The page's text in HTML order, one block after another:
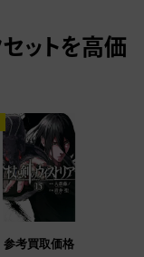
ットを高価
参考買取価格